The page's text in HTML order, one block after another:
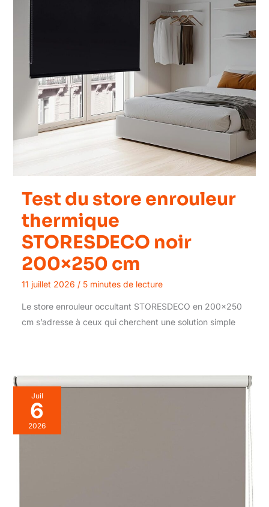
Test du store enrouleur
thermique
STORESDECO noir
200×250 cm
11 juillet 2026 / 5 minutes de lecture
Le store enrouleur occultant STORESDECO en 200×250
cm s’adresse à ceux qui cherchent une solution simple
Juil
6
2026